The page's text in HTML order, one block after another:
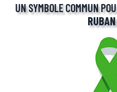
UN SYMBOLE COMMUN